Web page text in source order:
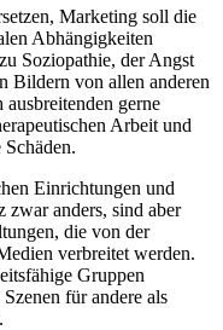
Marketing soll die
Abhängigkeiten
Soziopathie, der Angst
Bildern von allen anderen
gerne
Arbeit und
Einrichtungen und
zwar anders, sind aber
die von der
verbreitet werden.
Gruppen
für andere als